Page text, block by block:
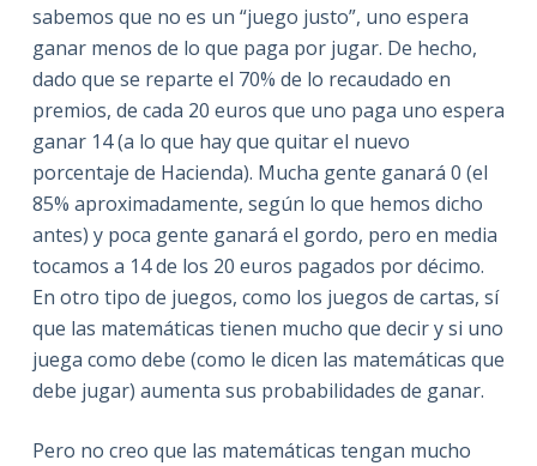
sabemos que no es un “juego justo”, uno espera
ganar menos de lo que paga por jugar. De hecho,
dado que se reparte el 70% de lo recaudado en
premios, de cada 20 euros que uno paga uno espera
ganar 14 (a lo que hay que quitar el nuevo
porcentaje de Hacienda). Mucha gente ganará 0 (el
85% aproximadamente, según lo que hemos dicho
antes) y poca gente ganará el gordo, pero en media
tocamos a 14 de los 20 euros pagados por décimo.
En otro tipo de juegos, como los juegos de cartas, sí
que las matemáticas tienen mucho que decir y si uno
juega como debe (como le dicen las matemáticas que
debe jugar) aumenta sus probabilidades de ganar.
Pero no creo que las matemáticas tengan mucho